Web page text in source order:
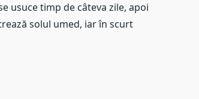
usuce timp de câteva zile, apoi
solul umed, iar în scurt